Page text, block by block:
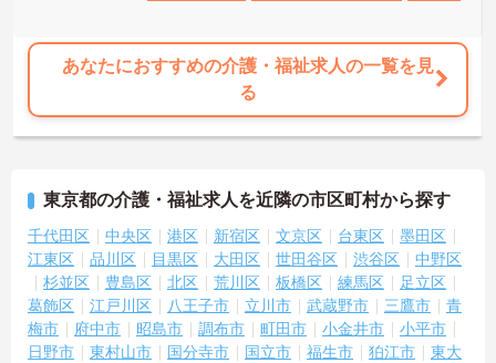
あなたにおすすめの介護・福祉求人の一覧を見
る
東京都の介護・福祉求人を近隣の市区町村から探す
千代田区 中央区 港区 新宿区 文京区 台東区
墨田区
江東区
品川区 目黒区 大田区 世田谷区 渋谷区
中野区
杉並区
豊島区 北区 荒川区 板橋区 練馬区
足立区
葛飾区
江戸川区 八王子市 立川市 武蔵野市 三鷹市
青
梅市
府中市 昭島市 調布市 町田市 小金井市
小平市
日野市
東村山市 国分寺市 国立市 福生市 狛江市
東大